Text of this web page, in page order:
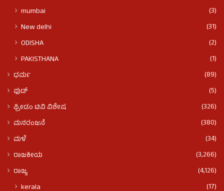
mumbai
(3)
New delhi
(31)
ODISHA
(2)
PAKISTHANA
(1)
ಧರ್ಮ
(89)
ಫುಡ್​​
(5)
ಫ್ರೀಡಂ ಟಿವಿ ವಿಶೇಷ
(326)
ಮನರಂಜನೆ
(380)
ಮಳೆ
(34)
ರಾಜಕೀಯ
(3,266)
ರಾಜ್ಯ
(4,126)
kerala (17)